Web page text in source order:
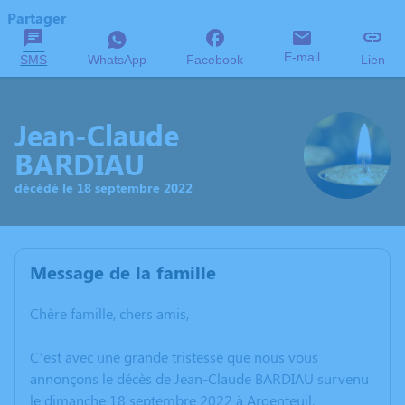
Partager
SMS WhatsApp Facebook E-mail Lien
Jean-Claude
BARDIAU
décédé le 18 septembre 2022
Message de la famille
Chère famille, chers amis,
C’est avec une grande tristesse que nous vous
annonçons le décès de Jean-Claude BARDIAU survenu
le dimanche 18 septembre 2022 à Argenteuil.